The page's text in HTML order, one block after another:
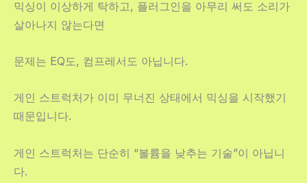
믹싱이 이상하게 탁하고, 플러그인을 아무리 써도 소리가
살아나지 않는다면
문제는 EQ도, 컴프레서도 아닙니다.
게인 스트럭처가 이미 무너진 상태에서 믹싱을 시작했기
때문입니다.
게인 스트럭처는 단순히 “볼륨을 낮추는 기술”이 아닙니
다.